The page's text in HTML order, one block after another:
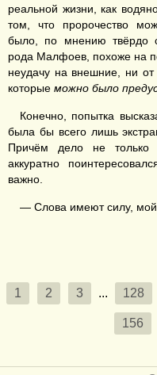
реальной жизни, как
том, что пророчество
было, по мнению твёрдо
рода Малфоев, похоже на
неудачу на внешние, ни от
которые можно было
Конечно, попытка
была бы всего лишь
Причём дело не только
аккуратно
важно.
— Слова имеют силу,
1 2 3 ... 128
156